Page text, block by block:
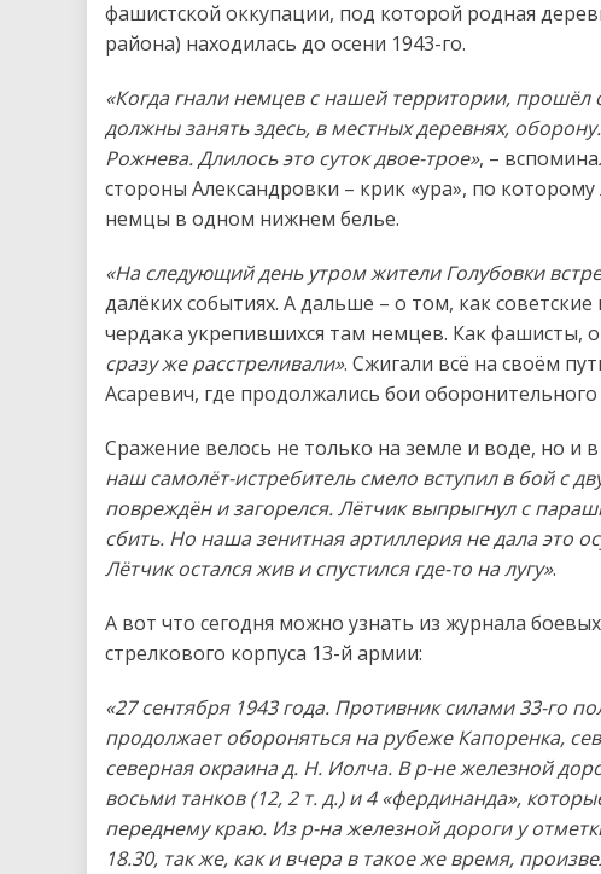
фашистской оккупации, под которой родная
района) находилась до осени 1943-го.
«Когда гнали немцев с нашей территории,
должны занять здесь, в местных деревнях,
Рожнева. Длилось это суток двое-трое», –
стороны Александровки – крик «ура», по
немцы в одном нижнем белье.
«На следующий день утром жители Голубовки
далёких событиях. А дальше – о том, как
чердака укрепившихся там немцев. Как фашисты,
сразу же расстреливали». Сжигали всё на своём
Асаревич, где продолжались бои оборонительного
Сражение велось не только на земле и воде, но и в
наш самолёт-истребитель смело вступил в бой с
повреждён и загорелся. Лётчик выпрыгнул с
сбить. Но наша зенитная артиллерия не дала это
Лётчик остался жив и спустился где-то на лугу».
А вот что сегодня можно узнать из журнала
стрелкового корпуса 13-й армии:
«27 сентября 1943 года. Противник силами 33-го
продолжает обороняться на рубеже Капоренка,
северная окраина д. Н. Иолча. В р-не железной
восьми танков (12, 2 т. д.) и 4 «фердинанда»,
переднему краю. Из р-на железной дороги у
18.30, так же, как и вчера в такое же время,